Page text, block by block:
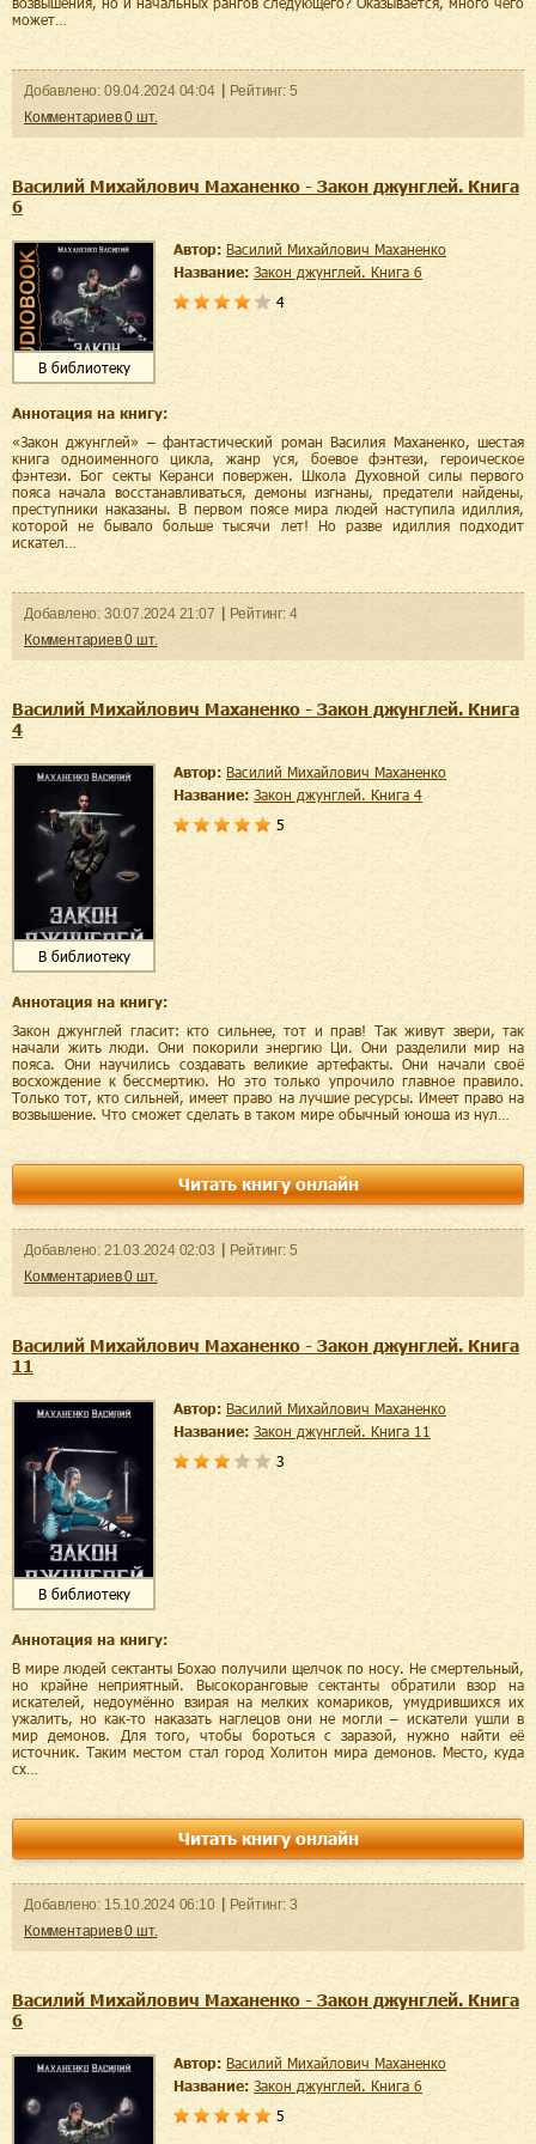
может…
Добавленo: 09.04.2024 04:04 Рейтинг: 5
Комментариев0 шт.
Василий Михайлович Маханенко - Закон джунглей. Книга
6
В библиотеку
Автор:
Василий Михайлович Маханенко
Название:
Закон джунглей. Книга 6
4
Аннотация на книгу:
«Закон джунглей» – фантастический роман Василия Маханенко, шестая
книга одноименного цикла, жанр уся, боевое фэнтези, героическое
фэнтези. Бог секты Керанси повержен. Школа Духовной силы первого
пояса начала восстанавливаться, демоны изгнаны, предатели найдены,
преступники наказаны. В первом поясе мира людей наступила идиллия,
которой не бывало больше тысячи лет! Но разве идиллия подходит
искател…
Добавленo: 30.07.2024 21:07 Рейтинг: 4
Комментариев0 шт.
Василий Михайлович Маханенко - Закон джунглей. Книга
4
В библиотеку
Автор:
Василий Михайлович Маханенко
Название:
Закон джунглей. Книга 4
5
Аннотация на книгу:
Закон джунглей гласит: кто сильнее, тот и прав! Так живут звери, так
начали жить люди. Они покорили энергию Ци. Они разделили мир на
пояса. Они научились создавать великие артефакты. Они начали своё
восхождение к бессмертию. Но это только упрочило главное правило.
Только тот, кто сильней, имеет право на лучшие ресурсы. Имеет право на
возвышение. Что сможет сделать в таком мире обычный юноша из нул…
Читать книгу онлайн
Добавленo: 21.03.2024 02:03 Рейтинг: 5
Комментариев0 шт.
Василий Михайлович Маханенко - Закон джунглей. Книга
11
В библиотеку
Автор:
Василий Михайлович Маханенко
Название:
Закон джунглей. Книга 11
3
Аннотация на книгу:
В мире людей сектанты Бохао получили щелчок по носу. Не смертельный,
но крайне неприятный. Высокоранговые сектанты обратили взор на
искателей, недоумённо взирая на мелких комариков, умудрившихся их
ужалить, но как-то наказать наглецов они не могли – искатели ушли в
мир демонов. Для того, чтобы бороться с заразой, нужно найти её
источник. Таким местом стал город Холитон мира демонов. Место, куда
сх…
Читать книгу онлайн
Добавленo: 15.10.2024 06:10 Рейтинг: 3
Комментариев0 шт.
Василий Михайлович Маханенко - Закон джунглей. Книга
6
Автор:
Василий Михайлович Маханенко
Название:
Закон джунглей. Книга 6
5